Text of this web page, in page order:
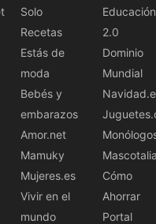
Solo
Recetas
Estás de
moda
Bebés y
embarazos
Amor.net
Mamuky
Mujeres.es
Vivir en el
mundo
Educación
2.0
Dominio
Mundial
Cómo
Ahorrar
Portal